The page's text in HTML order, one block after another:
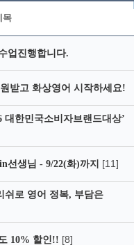
목
업진행합니다.
받고 화상영어 시작하세요!
대한민국소비자브랜드대상’
선생님 - 9/22(화)까지 [11]
쉬로 영어 정복, 부담은
10% 할인!! [8]